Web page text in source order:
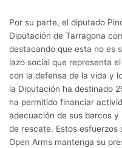
Por su parte, el diputado
Diputación de Tarragona
destacando que esta no es
lazo social que representa
con la defensa de la vida y
la Diputación ha destinado
ha permitido financiar
adecuación de sus barcos
de rescate. Estos esfuerzos
Open Arms mantenga su